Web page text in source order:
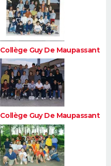
Collège Guy De Maupassant
Collège Guy De Maupassant